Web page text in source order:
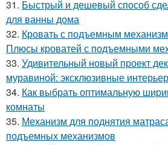
31. Быстрый и дешевый способ
для ванны дома
32. Кровать с подъемным
Плюсы кроватей с подъемными
33. Удивительный новый проект
муравиной: эксклюзивные
34. Как выбрать оптимальную
комнаты
35. Механизм для поднятия
подъемных механизмов